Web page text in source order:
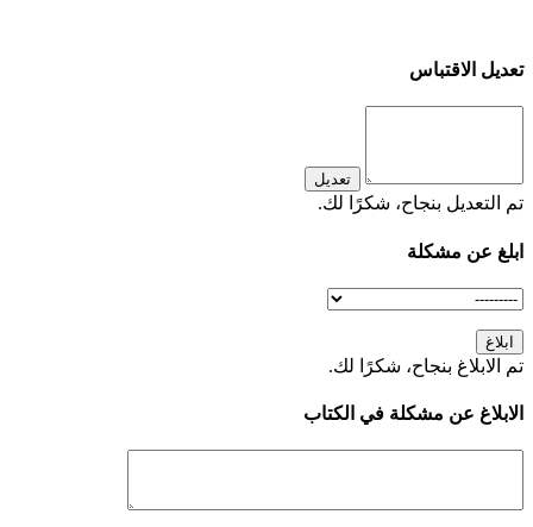
تعديل الاقتباس
تعديل
تم التعديل بنجاح، شكرًا لك.
ابلغ عن مشكلة
ابلاغ
تم الابلاغ بنجاح، شكرًا لك.
الابلاغ عن مشكلة في الكتاب